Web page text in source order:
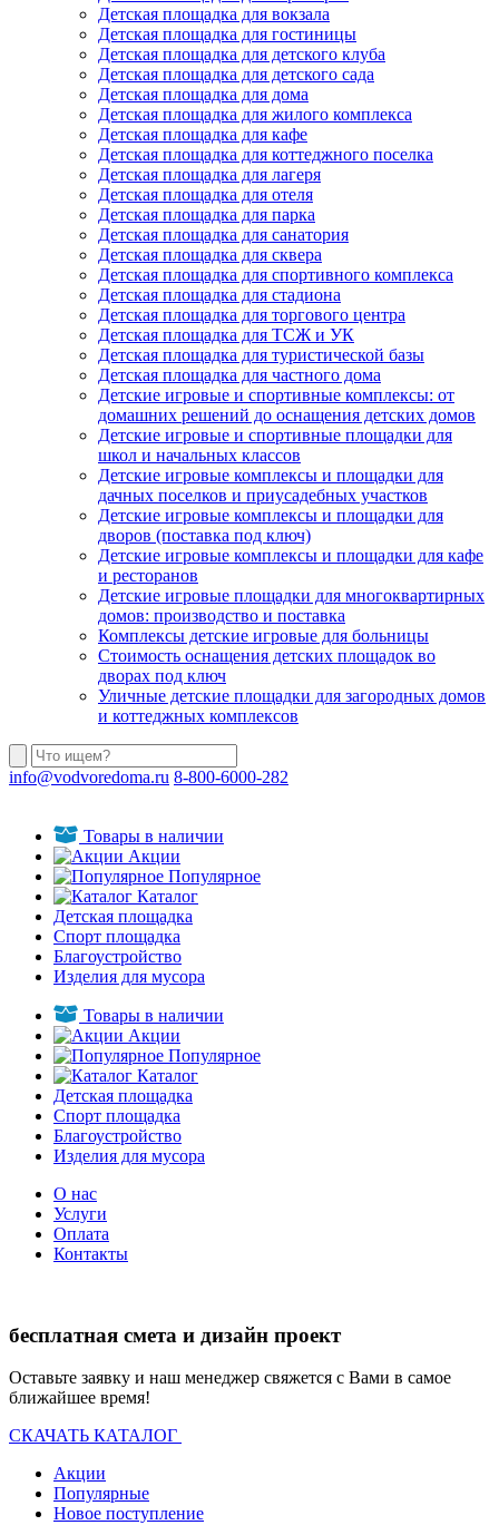
Детская площадка для вокзала
Детская площадка для гостиницы
Детская площадка для детского клуба
Детская площадка для детского сада
Детская площадка для дома
Детская площадка для жилого комплекса
Детская площадка для кафе
Детская площадка для коттеджного поселка
Детская площадка для лагеря
Детская площадка для отеля
Детская площадка для парка
Детская площадка для санатория
Детская площадка для сквера
Детская площадка для спортивного комплекса
Детская площадка для стадиона
Детская площадка для торгового центра
Детская площадка для ТСЖ и УК
Детская площадка для туристической базы
Детская площадка для частного дома
Детские игровые и спортивные комплексы: от
домашних решений до оснащения детских домов
Детские игровые и спортивные площадки для
школ и начальных классов
Детские игровые комплексы и площадки для
дачных поселков и приусадебных участков
Детские игровые комплексы и площадки для
дворов (поставка под ключ)
Детские игровые комплексы и площадки для кафе
и ресторанов
Детские игровые площадки для многоквартирных
домов: производство и поставка
Комплексы детские игровые для больницы
Стоимость оснащения детских площадок во
дворах под ключ
Уличные детские площадки для загородных домов
и коттеджных комплексов
info@vodvoredoma.ru 8-800-6000-282
Товары в наличии
Акции
Популярное
Каталог
Детская площадка
Спорт площадка
Благоустройство
Изделия для мусора
Товары в наличии
Акции
Популярное
Каталог
Детская площадка
Спорт площадка
Благоустройство
Изделия для мусора
О нас
Услуги
Оплата
Контакты
бесплатная смета и дизайн проект
Оставьте заявку и наш менеджер свяжется с Вами в самое
ближайшее время!
СКАЧАТЬ КАТАЛОГ
Акции
Популярные
Новое поступление